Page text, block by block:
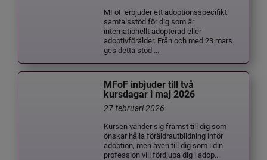
MFoF erbjuder ett adoptionsspecifikt
samtalsstöd för dig som är
internationellt adopterad eller
adoptivförälder. Från och med 23 mars
ges detta stöd ...
MFoF inbjuder till två
kursdagar i maj 2026
27 februari 2026
Kursen vänder sig främst till dig som
önskar hålla föräldrautbildning inför
adoption, men även till dig som i din
profession vill fördjupa dig i adop...